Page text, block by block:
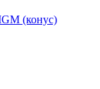
(конус)